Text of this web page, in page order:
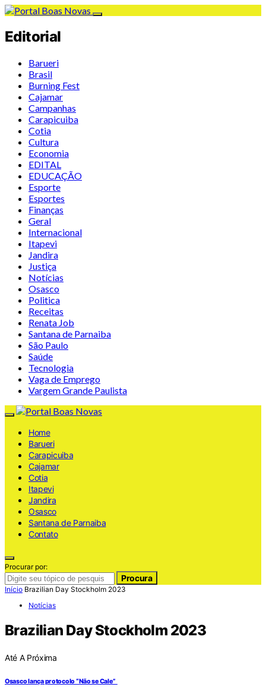
Editorial
Barueri
Brasil
Burning Fest
Cajamar
Campanhas
Carapicuiba
Cotia
Cultura
Economia
EDITAL
EDUCAÇÃO
Esporte
Esportes
Finanças
Geral
Internacional
Itapevi
Jandira
Justiça
Notícias
Osasco
Politica
Receitas
Renata Job
Santana de Parnaiba
São Paulo
Saúde
Tecnologia
Vaga de Emprego
Vargem Grande Paulista
Home
Barueri
Carapicuiba
Cajamar
Cotia
Itapevi
Jandira
Osasco
Santana de Parnaiba
Contato
Procurar por:
Procura
Início Brazilian Day Stockholm 2023
Notícias
Brazilian Day Stockholm 2023
Até A Próxima
Osasco lança protocolo “Não se Cale”